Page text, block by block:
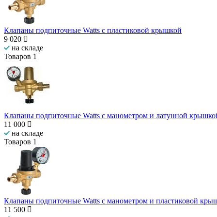
Клапаны подпиточные Watts с пластиковой крышкой
9 020
на складе
Товаров 1
Клапаны подпиточные Watts с манометром и латунной
11 000
на складе
Товаров 1
Клапаны подпиточные Watts с манометром и пластиковой
11 500